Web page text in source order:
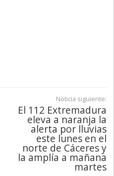
Noticia siguiente:
El 112 Extremadura
eleva a naranja la
alerta por lluvias
este lunes en el
norte de Cáceres y
la amplía a mañana
martes